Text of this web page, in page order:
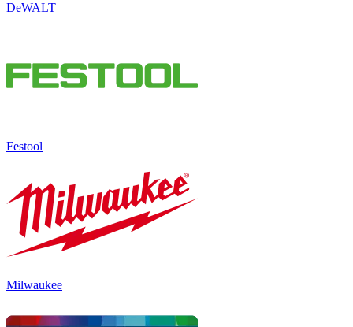
DeWALT
Festool
Milwaukee